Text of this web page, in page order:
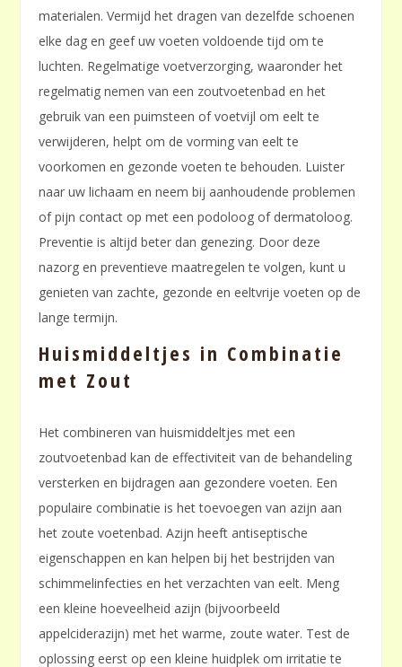
materialen. Vermijd het dragen van dezelfde schoenen
elke dag en geef uw voeten voldoende tijd om te
luchten. Regelmatige voetverzorging, waaronder het
regelmatig nemen van een zoutvoetenbad en het
gebruik van een puimsteen of voetvijl om eelt te
verwijderen, helpt om de vorming van eelt te
voorkomen en gezonde voeten te behouden. Luister
naar uw lichaam en neem bij aanhoudende problemen
of pijn contact op met een podoloog of dermatoloog.
Preventie is altijd beter dan genezing. Door deze
nazorg en preventieve maatregelen te volgen, kunt u
genieten van zachte, gezonde en eeltvrije voeten op de
lange termijn.
Huismiddeltjes in Combinatie
met Zout
Het combineren van huismiddeltjes met een
zoutvoetenbad kan de effectiviteit van de behandeling
versterken en bijdragen aan gezondere voeten. Een
populaire combinatie is het toevoegen van azijn aan
het zoute voetenbad. Azijn heeft antiseptische
eigenschappen en kan helpen bij het bestrijden van
schimmelinfecties en het verzachten van eelt. Meng
een kleine hoeveelheid azijn (bijvoorbeeld
appelciderazijn) met het warme, zoute water. Test de
oplossing eerst op een kleine huidplek om irritatie te